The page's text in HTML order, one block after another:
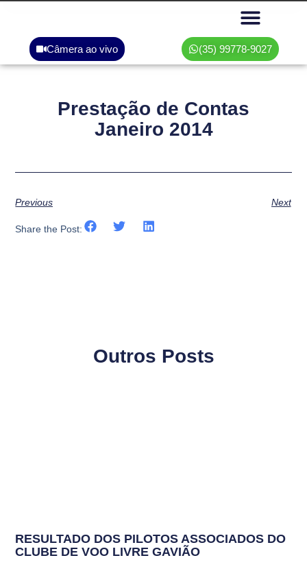
Câmera ao vivo (35) 99778-9027
Prestação de Contas
Janeiro 2014
Previous Next
Share the Post:
Outros Posts
RESULTADO DOS PILOTOS ASSOCIADOS DO
CLUBE DE VOO LIVRE GAVIÃO